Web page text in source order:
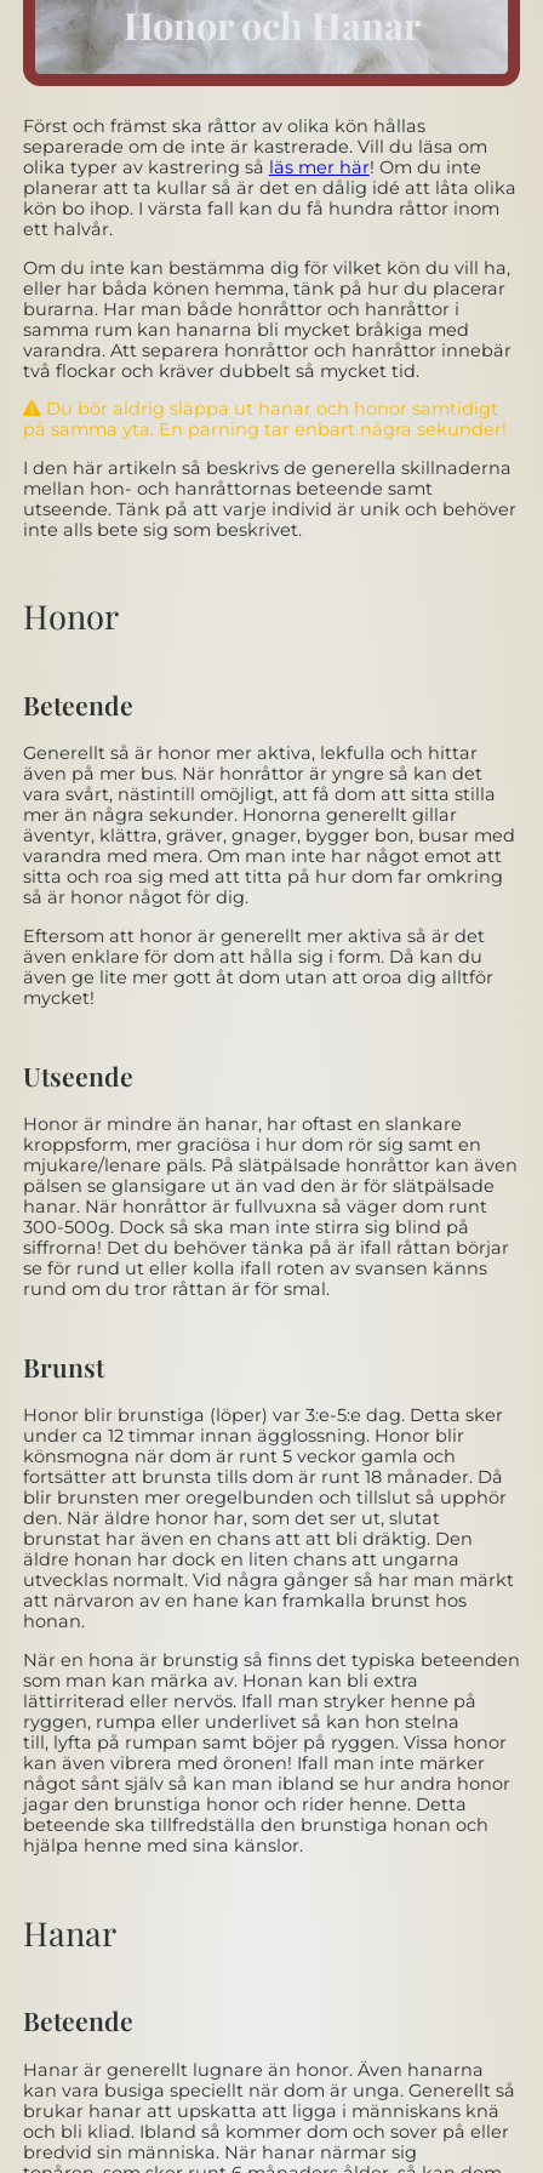
Honor och Hanar
Först och främst ska råttor av olika kön hållas
separerade om de inte är kastrerade. Vill du läsa om
olika typer av kastrering så läs mer här! Om du inte
planerar att ta kullar så är det en dålig idé att låta olika
kön bo ihop. I värsta fall kan du få hundra råttor inom
ett halvår.
Om du inte kan bestämma dig för vilket kön du vill ha,
eller har båda könen hemma, tänk på hur du placerar
burarna. Har man både honråttor och hanråttor i
samma rum kan hanarna bli mycket bråkiga med
varandra. Att separera honråttor och hanråttor innebär
två flockar och kräver dubbelt så mycket tid.
Du bör aldrig släppa ut hanar och honor samtidigt
på samma yta. En parning tar enbart några sekunder!
I den här artikeln så beskrivs de generella skillnaderna
mellan hon- och hanråttornas beteende samt
utseende. Tänk på att varje individ är unik och behöver
inte alls bete sig som beskrivet.
Honor
Beteende
Generellt så är honor mer aktiva, lekfulla och hittar
även på mer bus. När honråttor är yngre så kan det
vara svårt, nästintill omöjligt, att få dom att sitta stilla
mer än några sekunder. Honorna generellt gillar
äventyr, klättra, gräver, gnager, bygger bon, busar med
varandra med mera. Om man inte har något emot att
sitta och roa sig med att titta på hur dom far omkring
så är honor något för dig.
Eftersom att honor är generellt mer aktiva så är det
även enklare för dom att hålla sig i form. Då kan du
även ge lite mer gott åt dom utan att oroa dig alltför
mycket!
Utseende
Honor är mindre än hanar, har oftast en slankare
kroppsform, mer graciösa i hur dom rör sig samt en
mjukare/lenare päls. På slätpälsade honråttor kan även
pälsen se glansigare ut än vad den är för slätpälsade
hanar. När honråttor är fullvuxna så väger dom runt
300-500g. Dock så ska man inte stirra sig blind på
siffrorna! Det du behöver tänka på är ifall råttan börjar
se för rund ut eller kolla ifall roten av svansen känns
rund om du tror råttan är för smal.
Brunst
Honor blir brunstiga (löper) var 3:e-5:e dag. Detta sker
under ca 12 timmar innan ägglossning. Honor blir
könsmogna när dom är runt 5 veckor gamla och
fortsätter att brunsta tills dom är runt 18 månader. Då
blir brunsten mer oregelbunden och tillslut så upphör
den. När äldre honor har, som det ser ut, slutat
brunstat har även en chans att att bli dräktig. Den
äldre honan har dock en liten chans att ungarna
utvecklas normalt. Vid några gånger så har man märkt
att närvaron av en hane kan framkalla brunst hos
honan.
När en hona är brunstig så finns det typiska beteenden
som man kan märka av. Honan kan bli extra
lättirriterad eller nervös. Ifall man stryker henne på
ryggen, rumpa eller underlivet så kan hon stelna
till, lyfta på rumpan samt böjer på ryggen. Vissa honor
kan även vibrera med öronen! Ifall man inte märker
något sånt själv så kan man ibland se hur andra honor
jagar den brunstiga honor och rider henne. Detta
beteende ska tillfredställa den brunstiga honan och
hjälpa henne med sina känslor.
Hanar
Beteende
Hanar är generellt lugnare än honor. Även hanarna
kan vara busiga speciellt när dom är unga. Generellt så
brukar hanar att upskatta att ligga i människans knä
och bli kliad. Ibland så kommer dom och sover på eller
bredvid sin människa. När hanar närmar sig